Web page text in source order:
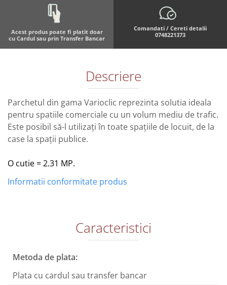
Acest produs poate fi platit doar
cu Cardul sau prin Transfer Bancar
Comandati / Cereti detalii
0748221373
Descriere
Parchetul din gama Varioclic reprezinta solutia ideala
pentru spatiile comerciale cu un volum mediu de trafic.
Este posibil să-l utilizați în toate spațiile de locuit, de la
case la spații publice.
O cutie = 2.31 MP.
Informatii conformitate produs
Caracteristici
Metoda de plata:
Plata cu cardul sau transfer bancar